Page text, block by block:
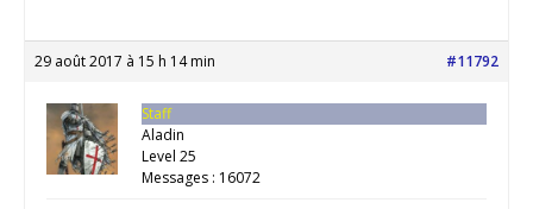
29 août 2017 à 15 h 14 min #11792
Staff
Aladin
Level 25
Messages : 16072